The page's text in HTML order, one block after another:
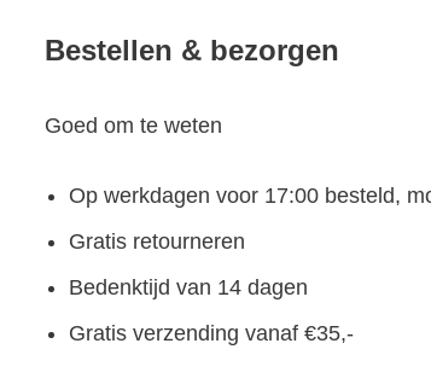
Bestellen & bezorgen
Goed om te weten
Op werkdagen voor 17:00 besteld,
Gratis retourneren
Bedenktijd van 14 dagen
Gratis verzending vanaf €35,-